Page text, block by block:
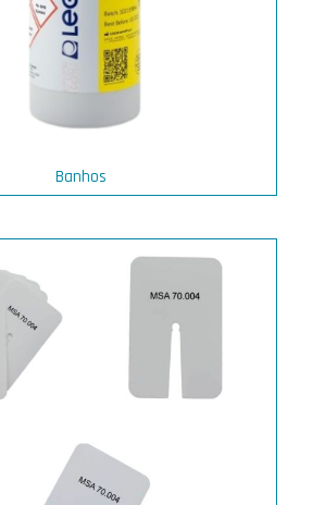
Banhos